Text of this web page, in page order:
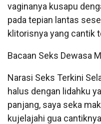
vaginanya kusapu
pada tepian lantas
klitorisnya yang cantik
Bacaan Seks Dewasa
Narasi Seks Terkini
halus dengan lidahku
panjang, saya seka
kujelajahi gua